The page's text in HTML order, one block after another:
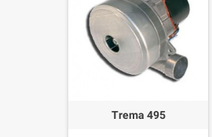
Trema 495